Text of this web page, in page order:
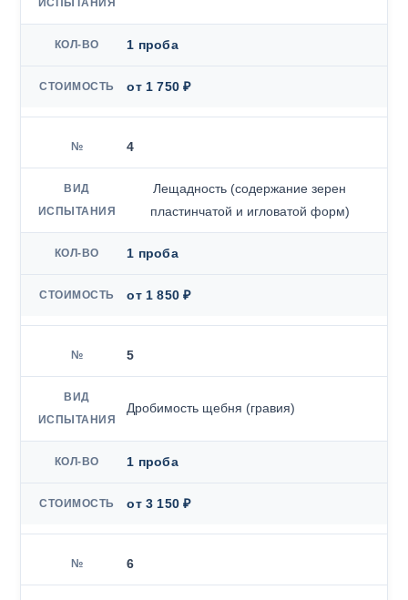
1 проба
от 1 750 ₽
4
Лещадность (содержание зерен
пластинчатой и игловатой форм)
1 проба
от 1 850 ₽
5
Дробимость щебня (гравия)
1 проба
от 3 150 ₽
6